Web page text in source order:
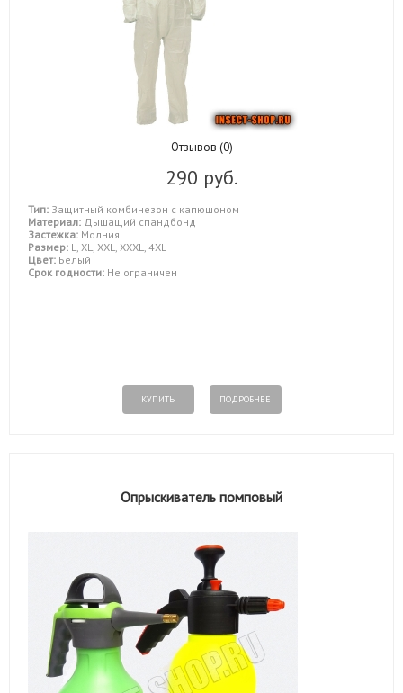
Отзывов (0)
290 руб.
Тип: Защитный комбинезон с капюшоном
Материал: Дышащий спандбонд
Застежка: Молния
Размер: L, XL, XXL, XXXL, 4XL
Цвет: Белый
Срок годности: Не ограничен
КУПИТЬ ПОДРОБНЕЕ
Опрыскиватель помповый